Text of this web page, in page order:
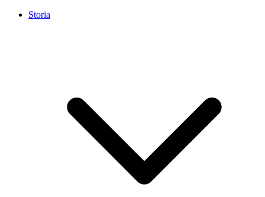
Storia